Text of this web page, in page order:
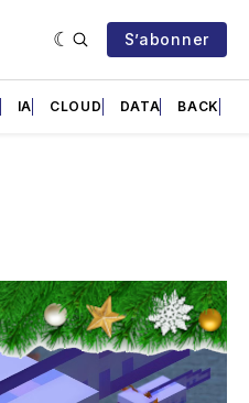
S’abonner
IA CLOUD DATA BACK